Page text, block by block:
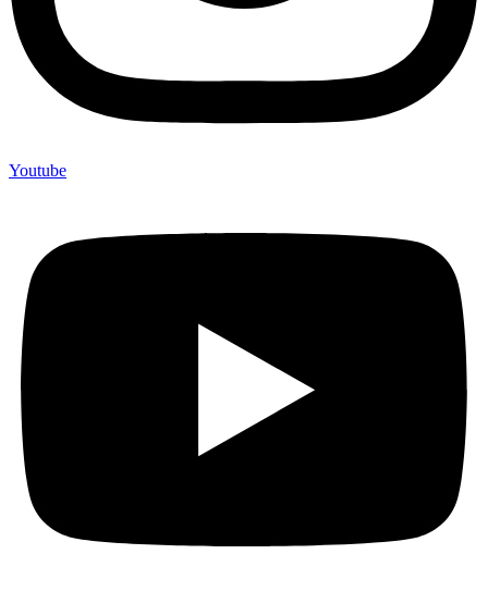
Youtube